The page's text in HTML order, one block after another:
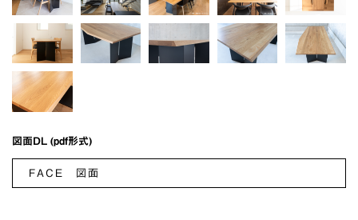
図面DL (pdf形式)
FACE 図面